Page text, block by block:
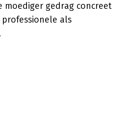
moediger gedrag concreet
als